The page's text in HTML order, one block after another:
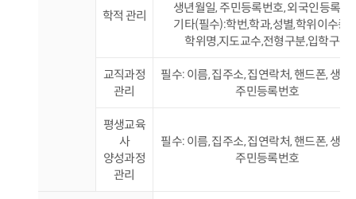
학적 관리
생년월일, 주민등록번호, 외국인등록번
기타(필수):학번,학과,성별,학위이수종
학위명,지도교수,전형구분,입학구분
교직과정
관리
필수: 이름, 집주소, 집연락처, 핸드폰, 생년
주민등록번호
평생교육
사
양성과정
관리
필수: 이름, 집주소, 집연락처, 핸드폰, 생년
주민등록번호